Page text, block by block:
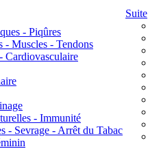
- Piqûres
- Muscles - Tendons
Cardiovasculaire
- Immunité
- Sevrage - Arrêt du Tabac
Suite